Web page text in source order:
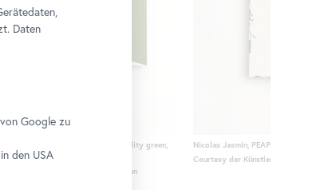
Untitled (El, Er, Z, Ws W) reality green,
der Künstler und Croy Nielsen, Wien
Nicolas Jasmin, PEAP
Courtesy der Künstler und
Daten
Google zu
den USA